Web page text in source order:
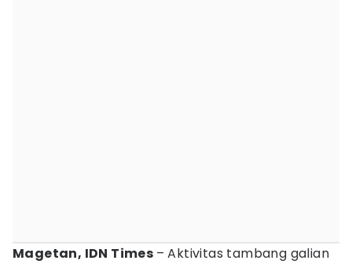
Magetan, IDN Times – Aktivitas tambang galian